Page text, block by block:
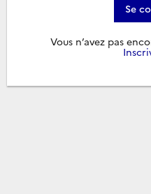
Se
Vous n’avez pas